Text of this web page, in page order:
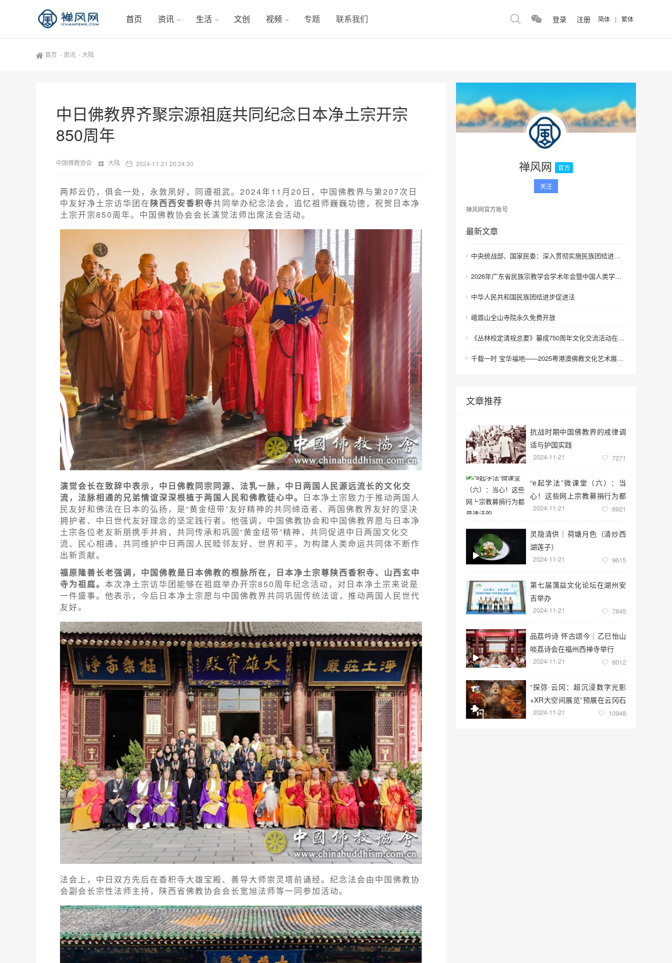
首页 资讯 生活 文创 视频 专题 联系我们 登录 注册 简体 | 繁体
首页 - 资讯 -大陆
中日佛教界齐聚宗源祖庭共同纪念日本净土宗开宗
850周年
中国佛教协会 大陆 2024-11-21 20:24:30
两邦云仍，俱会一处，永敦夙好，同遵祖武。2024年11月20日，中国佛教界与第207次日
中友好净土宗访华团在陕西西安香积寺共同举办纪念法会，追忆祖师巍巍功德，祝贺日本净
土宗开宗850周年。中国佛教协会会长演觉法师出席法会活动。
演觉会长在致辞中表示，中日佛教同宗同源、法乳一脉，中日两国人民源远流长的文化交
流，法脉相通的兄弟情谊深深根植于两国人民和佛教徒心中。 日本净土宗致力于推动两国人
民友好和佛法在日本的弘扬，是“黄金纽带”友好精神的共同缔造者、两国佛教界友好的坚决
拥护者、中日世代友好理念的坚定践行者。他强调，中国佛教协会和中国佛教界愿与日本净
土宗各位老友新朋携手并肩，共同传承和巩固“黄金纽带”精神，共同促进中日两国文化交
流、民心相通，共同维护中日两国人民睦邻友好、世界和平，为构建人类命运共同体不断作
出新贡献。
福原隆善长老强调，中国佛教是日本佛教的根脉所在，日本净土宗尊陕西香积寺、山西玄中
寺为祖庭。 本次净土宗访华团能够在祖庭举办开宗850周年纪念活动，对日本净土宗来说是
一件盛事。他表示，今后日本净土宗愿与中国佛教界共同巩固传统法谊，推动两国人民世代
友好。
法会上，中日双方先后在香积寺大雄宝殿、善导大师崇灵塔前诵经。纪念法会由中国佛教协
会副会长宗性法师主持，陕西省佛教协会会长宽旭法师等一同参加活动。
禅风网 官方
关注
禅风网官方账号
最新文章
中央统战部、国家民委：深入贯彻实施民族团结进步促进法 进一步增强中华民族凝聚力向心力
2026年广东省民族宗教学会学术年会暨中国人类学民族学研究会城市民族工作研究专业委员会更名会议在深圳召开
中华人民共和国民族团结进步促进法
峨眉山全山寺院永久免费开放
《丛林校定清规总要》纂成750周年文化交流活动在浙江金华举行
千载一时 宝华福地——2025粤港澳佛教文化艺术展在港澳成功举办
文章推荐
抗战时期中国佛教界的戒律调
适与护国实践
2024-11-21 7271
“e起学法”微课堂（六）：当
心！这些网上宗教募捐行为都
是违法的
2024-11-21 8921
灵隐清供｜​荷塘月色（清炒西
湖莲子）
2024-11-21 9615
第七届蕅益文化论坛在湖州安
吉举办
2024-11-21 7845
品荔吟诗 怀古颂今｜乙巳怡山
啖荔诗会在福州西禅寺举行
2024-11-21 8012
“探弥·云冈：超沉浸数字光影
+XR大空间展览”预展在云冈石
窟云冈美术馆启幕
2024-11-21 10948